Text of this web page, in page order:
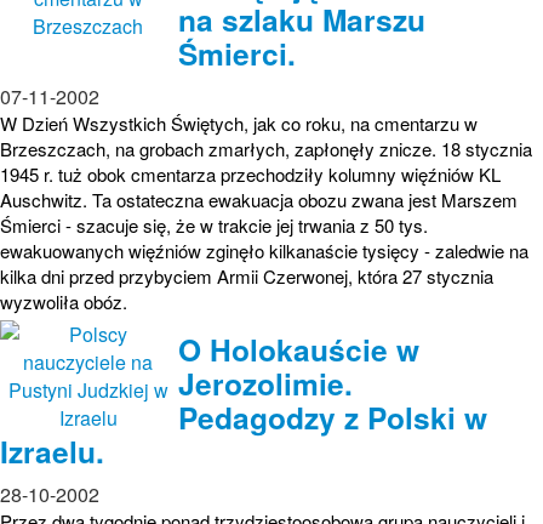
na szlaku Marszu
Śmierci.
07-11-2002
W Dzień Wszystkich Świętych, jak co roku, na cmentarzu w
Brzeszczach, na grobach zmarłych, zapłonęły znicze. 18 stycznia
1945 r. tuż obok cmentarza przechodziły kolumny więźniów KL
Auschwitz. Ta ostateczna ewakuacja obozu zwana jest Marszem
Śmierci - szacuje się, że w trakcie jej trwania z 50 tys.
ewakuowanych więźniów zginęło kilkanaście tysięcy - zaledwie na
kilka dni przed przybyciem Armii Czerwonej, która 27 stycznia
wyzwoliła obóz.
O Holokauście w
Jerozolimie.
Pedagodzy z Polski w
Izraelu.
28-10-2002